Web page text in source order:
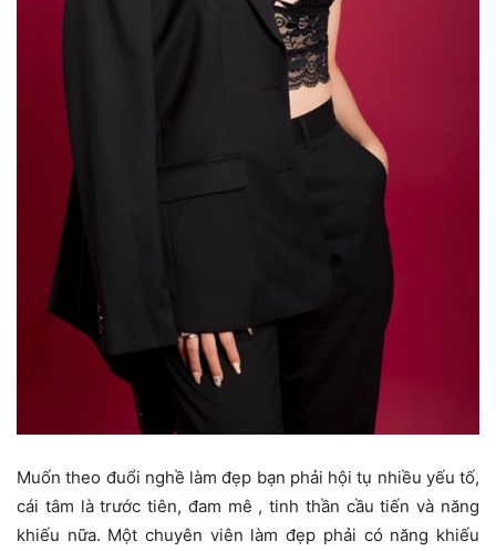
Muốn theo đuổi nghề làm đẹp bạn phải hội tụ nhiều yếu tố,
cái tâm là trước tiên, đam mê , tinh thần cầu tiến và năng
khiếu nữa. Một chuyên viên làm đẹp phải có năng khiếu